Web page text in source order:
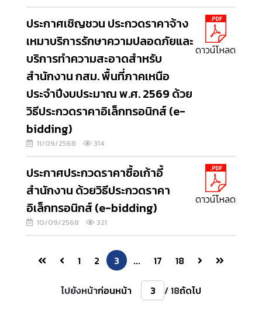
ประกาศเชิญชวน ประกวดราคาจ้าง
เหมาบริการรักษาความปลอดภัยและ
บริการทำความสะอาดสำหรับ
สำนักงาน กสม. พื้นที่ภาคเหนือ
ประจำปีงบประมาณ พ.ศ. 2569 ด้วย
วิธีประกวดราคาอิเล็กทรอนิกส์ (e-
bidding)
11/09/2568 314
ดาวน์โหลด
ประกาศประกวดราคาซื้อเก้าอี้
สำนักงาน ด้วยวิธีประกวดราคา
อิเล็กทรอนิกส์ (e-bidding)
10/09/2568 321
ดาวน์โหลด
1 2 3 ... 17 18
ไปยังหน้าก่อนหน้า / 18ถัดไป